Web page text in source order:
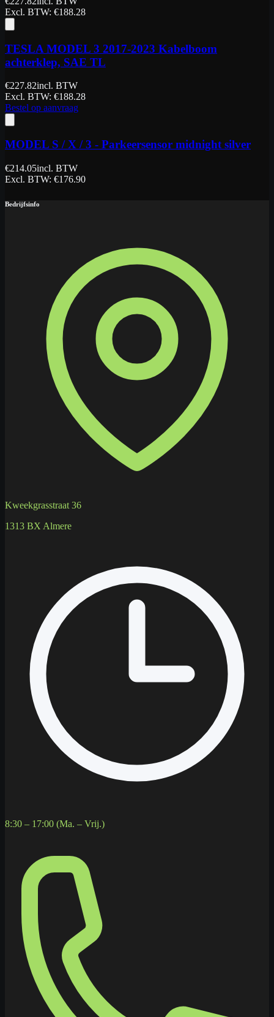
Excl. BTW: €188.28
TESLA MODEL 3 2017-2023 Kabelboom
achterklep, SAE TL
€227.82incl. BTW
Excl. BTW: €188.28
Bestel op aanvraag
MODEL S / X / 3 - Parkeersensor midnight silver
€214.05incl. BTW
Excl. BTW: €176.90
Bedrijfsinfo
Kweekgrasstraat 36
1313 BX Almere
8:30 – 17:00 (Ma. – Vrij.)